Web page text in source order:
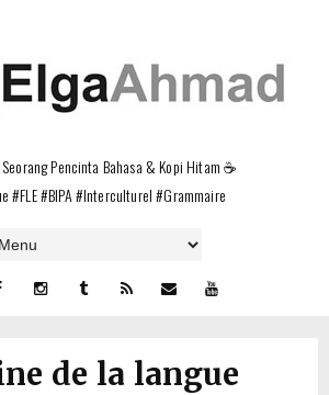
Pencinta Bahasa & Kopi Hitam ☕
#FLE #BIPA #Interculturel #Grammaire
de la langue